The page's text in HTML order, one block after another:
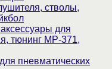
стволы,
для
тюнинг МР-371,
пневматических